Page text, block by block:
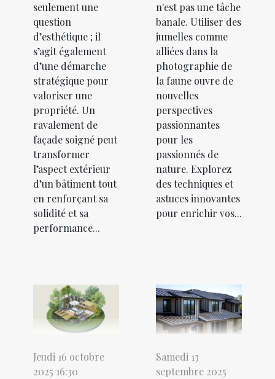
seulement une
question
d’esthétique ; il
s’agit également
d’une démarche
stratégique pour
valoriser une
propriété. Un
ravalement de
façade soigné peut
transformer
l’aspect extérieur
d’un bâtiment tout
en renforçant sa
solidité et sa
performance...
n'est pas une tâche
banale. Utiliser des
jumelles comme
alliées dans la
photographie de
la faune ouvre de
nouvelles
perspectives
passionnantes
pour les
passionnés de
nature. Explorez
des techniques et
astuces innovantes
pour enrichir vos...
Jeudi 16 octobre
2025 16:30
Samedi 13
septembre 2025